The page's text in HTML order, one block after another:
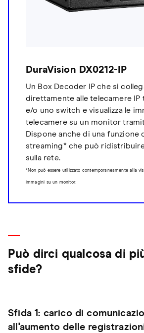
DuraVision DX0212-IP
Un Box Decoder IP che si
direttamente alle telecamere IP
e/o uno switch e visualizza le
telecamere su un monitor
Dispone anche di una funzione
streaming* che può
sulla rete.
*Non può essere utilizzato contemporaneamente alla
immagini su un monitor.
Può dirci qualcosa di
sfide?
Sfida 1: carico di
all'aumento delle